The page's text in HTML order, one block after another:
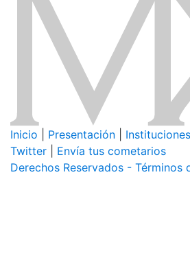
Inicio Presentación Instituciones
Twitter
Envía tus cometarios
Derechos Reservados - Términos